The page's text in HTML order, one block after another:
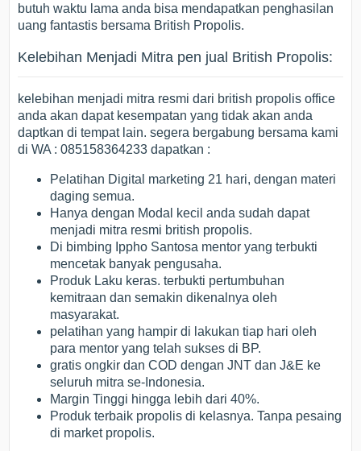
butuh waktu lama anda bisa mendapatkan penghasilan
uang fantastis bersama British Propolis.
Kelebihan Menjadi Mitra pen jual British Propolis:
kelebihan menjadi mitra resmi dari british propolis office
anda akan dapat kesempatan yang tidak akan anda
daptkan di tempat lain. segera bergabung bersama kami
di WA : 085158364233 dapatkan :
Pelatihan Digital marketing 21 hari, dengan materi
daging semua.
Hanya dengan Modal kecil anda sudah dapat
menjadi mitra resmi british propolis.
Di bimbing Ippho Santosa mentor yang terbukti
mencetak banyak pengusaha.
Produk Laku keras. terbukti pertumbuhan
kemitraan dan semakin dikenalnya oleh
masyarakat.
pelatihan yang hampir di lakukan tiap hari oleh
para mentor yang telah sukses di BP.
gratis ongkir dan COD dengan JNT dan J&E ke
seluruh mitra se-Indonesia.
Margin Tinggi hingga lebih dari 40%.
Produk terbaik propolis di kelasnya. Tanpa pesaing
di market propolis.